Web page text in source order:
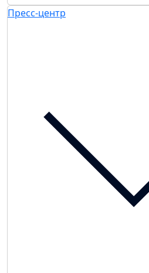
Пресс-центр